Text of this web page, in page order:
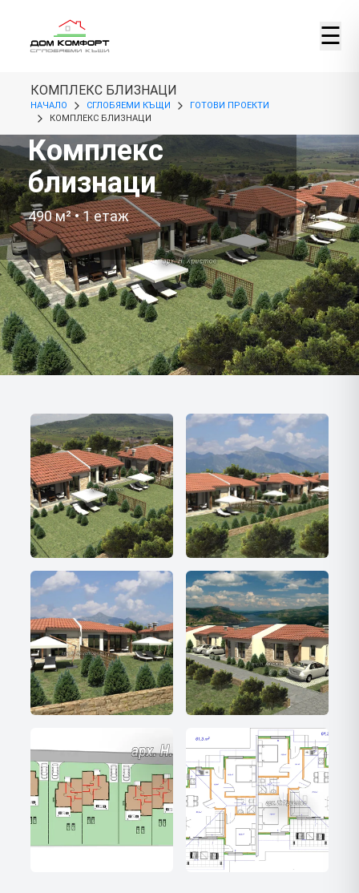
☰
КОМПЛЕКС БЛИЗНАЦИ
НАЧАЛО СГЛОБЯЕМИ КЪЩИ
ГОТОВИ ПРОЕКТИ
КОМПЛЕКС БЛИЗНАЦИ
Комплекс
близнаци
490м² •1етаж